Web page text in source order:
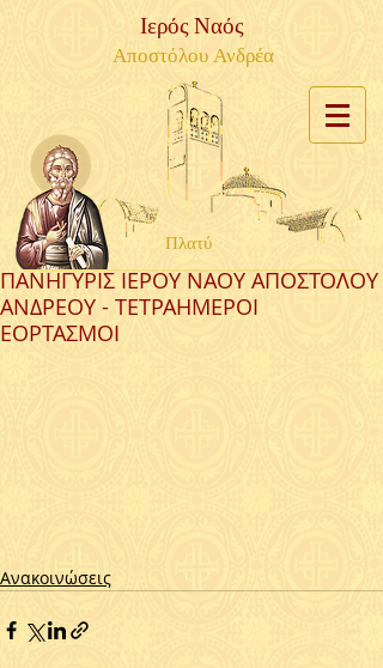
Ιερός Ναός
Αποστόλου Ανδρέα
Πλατύ
ΠΑΝΗΓΥΡΙΣ ΙΕΡΟΥ ΝΑΟΥ ΑΠΟΣΤΟΛΟΥ
ΑΝΔΡΕΟΥ - ΤΕΤΡΑΗΜΕΡΟΙ
ΕΟΡΤΑΣΜΟΙ
Ανακοινώσεις